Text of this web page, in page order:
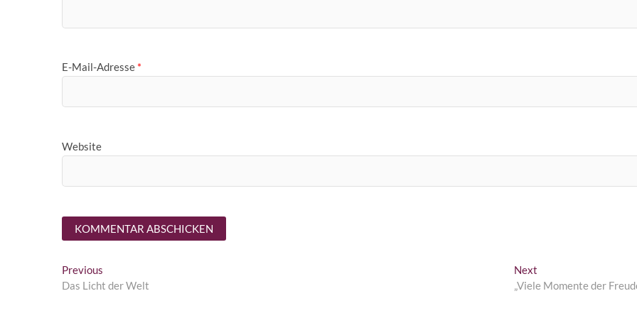
E-Mail-Adresse *
Website
Beitragsnavigation
Previous
post:
Das Licht der Welt
Next
post:
„Viele Momente der